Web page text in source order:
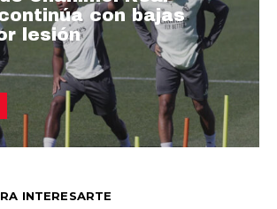
con bajas
lesión
INTERESARTE